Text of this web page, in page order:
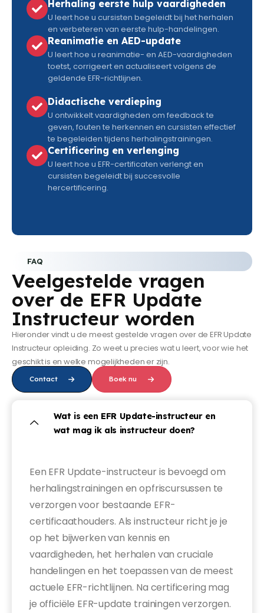
Herhaling eerste hulp vaardigheden
U leert hoe u cursisten begeleidt bij het herhalen
en verbeteren van eerste hulp-handelingen.
Reanimatie en AED-update
U leert hoe u reanimatie- en AED-vaardigheden
toetst, corrigeert en actualiseert volgens de
geldende EFR-richtlijnen.
Didactische verdieping
U ontwikkelt vaardigheden om feedback te
geven, fouten te herkennen en cursisten effectief
te begeleiden tijdens herhalingstrainingen.
Certificering en verlenging
U leert hoe u EFR-certificaten verlengt en
cursisten begeleidt bij succesvolle
hercertificering.
FAQ
Veelgestelde vragen
over de EFR Update
Instructeur worden
Hieronder vindt u de meest gestelde vragen over de EFR Update
Instructeur opleiding. Zo weet u precies wat u leert, voor wie het
geschikt is en welke mogelijkheden er zijn.
Contact Boek nu
Wat is een EFR Update-instructeur en
wat mag ik als instructeur doen?
Een EFR Update-instructeur is bevoegd om
herhalingstrainingen en opfriscursussen te
verzorgen voor bestaande EFR-
certificaathouders. Als instructeur richt je je
op het bijwerken van kennis en
vaardigheden, het herhalen van cruciale
handelingen en het toepassen van de meest
actuele EFR-richtlijnen. Na certificering mag
je officiële EFR-update trainingen verzorgen.